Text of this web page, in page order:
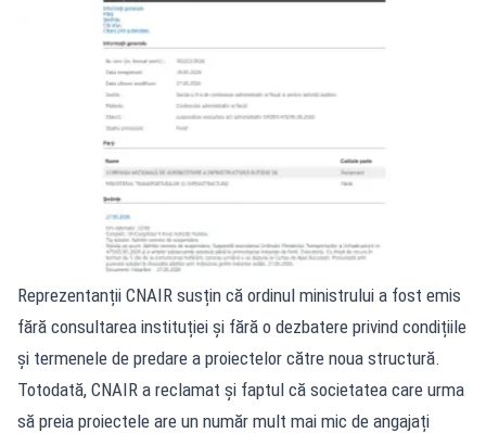
Reprezentanții CNAIR susțin că ordinul ministrului a fost emis
fără consultarea instituției și fără o dezbatere privind condițiile
și termenele de predare a proiectelor către noua structură.
Totodată, CNAIR a reclamat și faptul că societatea care urma
să preia proiectele are un număr mult mai mic de angajați